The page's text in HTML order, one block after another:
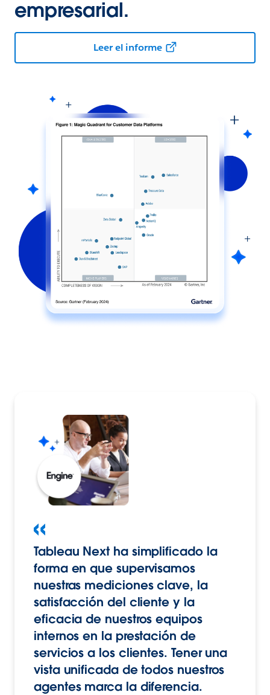
empresarial.
Leer el informe
Tableau Next ha simplificado la
forma en que supervisamos
nuestras mediciones clave, la
satisfacción del cliente y la
eficacia de nuestros equipos
internos en la prestación de
servicios a los clientes. Tener una
vista unificada de todos nuestros
agentes marca la diferencia.